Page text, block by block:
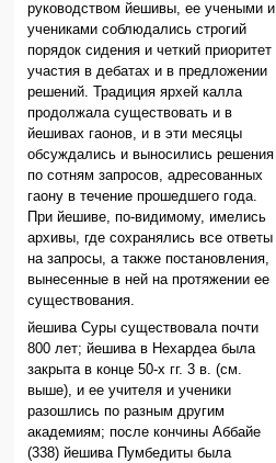
руководством йешивы, ее учеными и
учениками соблюдались строгий
порядок сидения и четкий приоритет
участия в дебатах и в предложении
решений. Традиция ярхей калла
продолжала существовать и в
йешивах гаонов, и в эти месяцы
обсуждались и выносились решения
по сотням запросов, адресованных
гаону в течение прошедшего года.
При йешиве, по-видимому, имелись
архивы, где сохранялись все ответы
на запросы, а также постановления,
вынесенные в ней на протяжении ее
существования.
йешива Суры существовала почти
800 лет; йешива в Нехардеа была
закрыта в конце 50-х гг. 3 в. (см.
выше), и ее учителя и ученики
разошлись по разным другим
академиям; после кончины Аббайе
(338) йешива Пумбедиты была